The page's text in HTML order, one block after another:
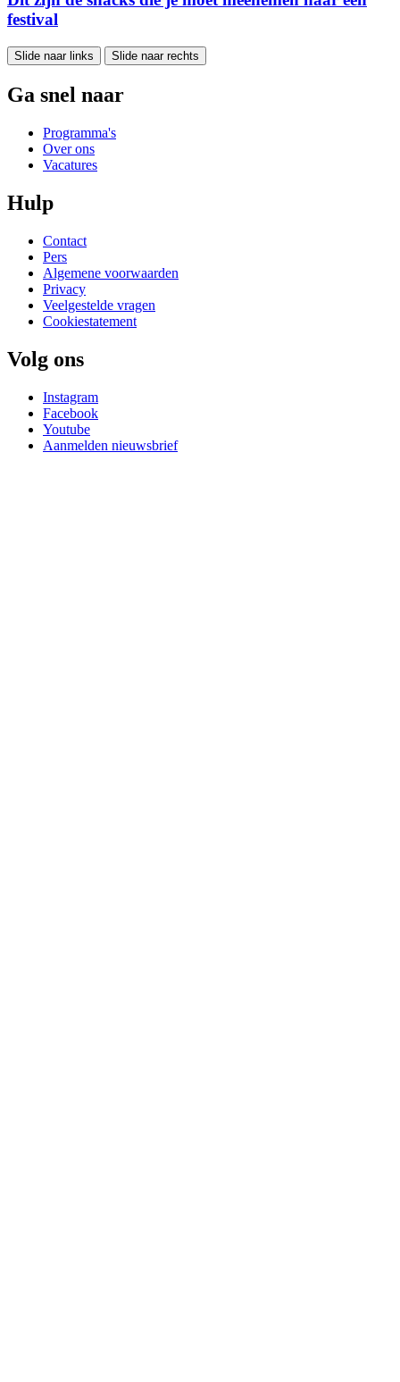
festival
Slide naar links Slide naar rechts
Ga snel naar
Programma's
Over ons
Vacatures
Hulp
Contact
Pers
Algemene voorwaarden
Privacy
Veelgestelde vragen
Cookiestatement
Volg ons
Instagram
Facebook
Youtube
Aanmelden nieuwsbrief